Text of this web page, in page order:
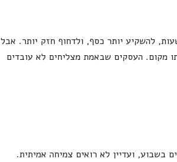
להשקיע יותר כסף, ולדחוף חזק יותר. אבל
מקום. העסקים שבאמת מצליחים לא עובדים
12 שעות ביום, שבעה ימים בשבוע, ועדיין לא רואים צמיחה אמיתית.